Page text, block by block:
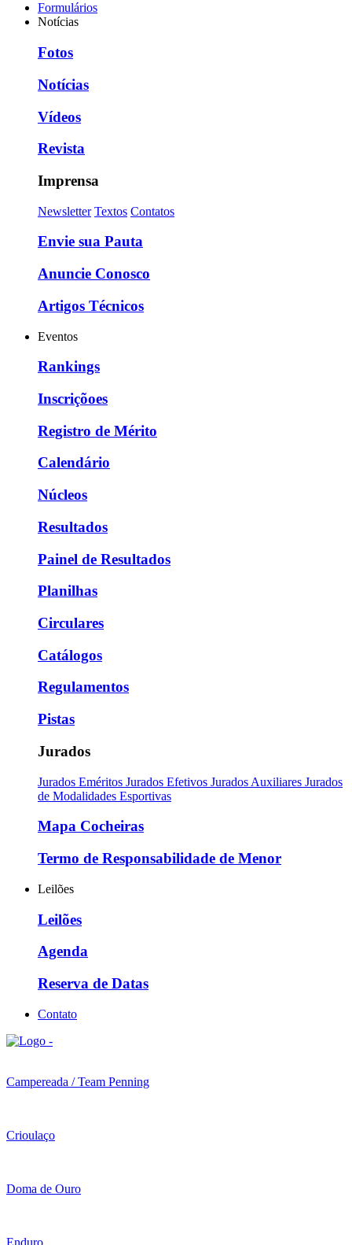
Formulários
Notícias
Fotos
Notícias
Vídeos
Revista
Imprensa
Newsletter Textos Contatos
Envie sua Pauta
Anuncie Conosco
Artigos Técnicos
Eventos
Rankings
Inscriçõoes
Registro de Mérito
Calendário
Núcleos
Resultados
Painel de Resultados
Planilhas
Circulares
Catálogos
Regulamentos
Pistas
Jurados
Jurados Eméritos Jurados Efetivos Jurados Auxiliares Jurados
de Modalidades Esportivas
Mapa Cocheiras
Termo de Responsabilidade de Menor
Leilões
Leilões
Agenda
Reserva de Datas
Contato
Campereada / Team Penning
Crioulaço
Doma de Ouro
Enduro